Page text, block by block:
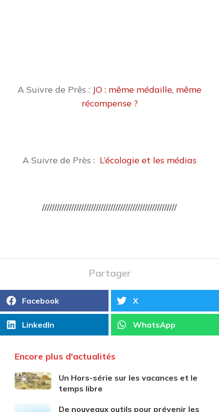
A Suivre de Prês : JO : même médaille, même
récompense ?
A Suivre de Près : L’écologie et les médias
///////////////////////////////////////////////////////
Partager
Facebook X
LinkedIn WhatsApp
Encore plus d'actualités
Un Hors-série sur les vacances et le
temps libre
De nouveaux outils pour prévenir les